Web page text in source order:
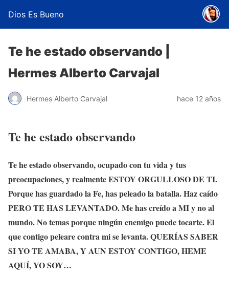
Dios Es Bueno
Te he estado observando |
Hermes Alberto Carvajal
Hermes Alberto Carvajal hace 12 años
Te he estado observando
Te he estado observando, ocupado con tu vida y tus
preocupaciones, y realmente ESTOY ORGULLOSO DE TI.
Porque has guardado la Fe, has peleado la batalla. Haz caído
PERO TE HAS LEVANTADO. Me has creído a MI y no al
mundo. No temas porque ningún enemigo puede tocarte. El
que contigo peleare contra mi se levanta. QUERÍAS SABER
SI YO TE AMABA, Y AUN ESTOY CONTIGO, HEME
AQUÍ, YO SOY…